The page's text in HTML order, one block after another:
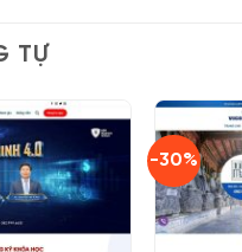
TỰ
-30%